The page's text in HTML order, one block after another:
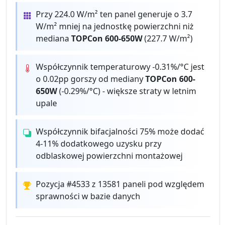
Przy 224.0 W/m² ten panel generuje o 3.7
W/m² mniej na jednostkę powierzchni niż
medianaTOPCon 600-650W(227.7 W/m²)
Współczynnik temperaturowy -0.31%/°C jest
o 0.02pp gorszy od medianyTOPCon 600-
650W(-0.29%/°C) - większe straty w letnim
upale
Współczynnik bifacjalności 75% może dodać
4-11% dodatkowego uzysku przy
odblaskowej powierzchni montażowej
Pozycja #4533 z 13581 paneli pod względem
sprawności w bazie danych